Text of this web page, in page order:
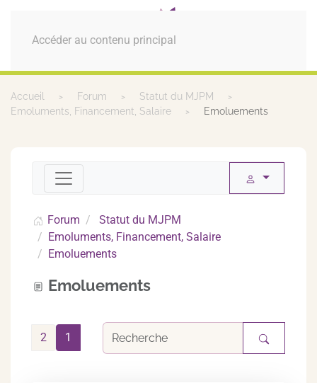
Accéder au contenu principal
MENU
Accueil Forum
Statut du MJPM
Emoluments, Financement, Salaire
Emoluements
Forum
Statut du MJPM
Emoluments, Financement, Salaire
Emoluements
Emoluements
1
2